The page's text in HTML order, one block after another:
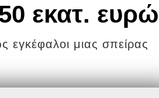
εκατ. ευρώ
εγκέφαλοι μιας σπείρας